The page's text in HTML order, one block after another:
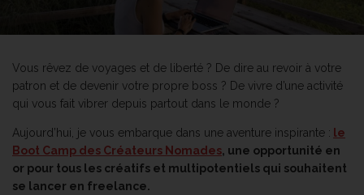
Vous rêvez de voyages et de liberté ? De dire au revoir à votre
patron et de devenir votre propre boss ? De vivre d’une activité
qui vous fait vibrer depuis partout dans le monde ?
Aujourd’hui, je vous embarque dans une aventure inspirante : le
Boot Camp des Créateurs Nomades, une opportunité en
or pour tous les créatifs et multipotentiels qui souhaitent
se lancer en freelance.